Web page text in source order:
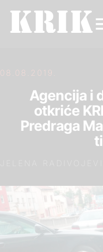
08.08.2019.
Agencija i
otkriće
Predraga